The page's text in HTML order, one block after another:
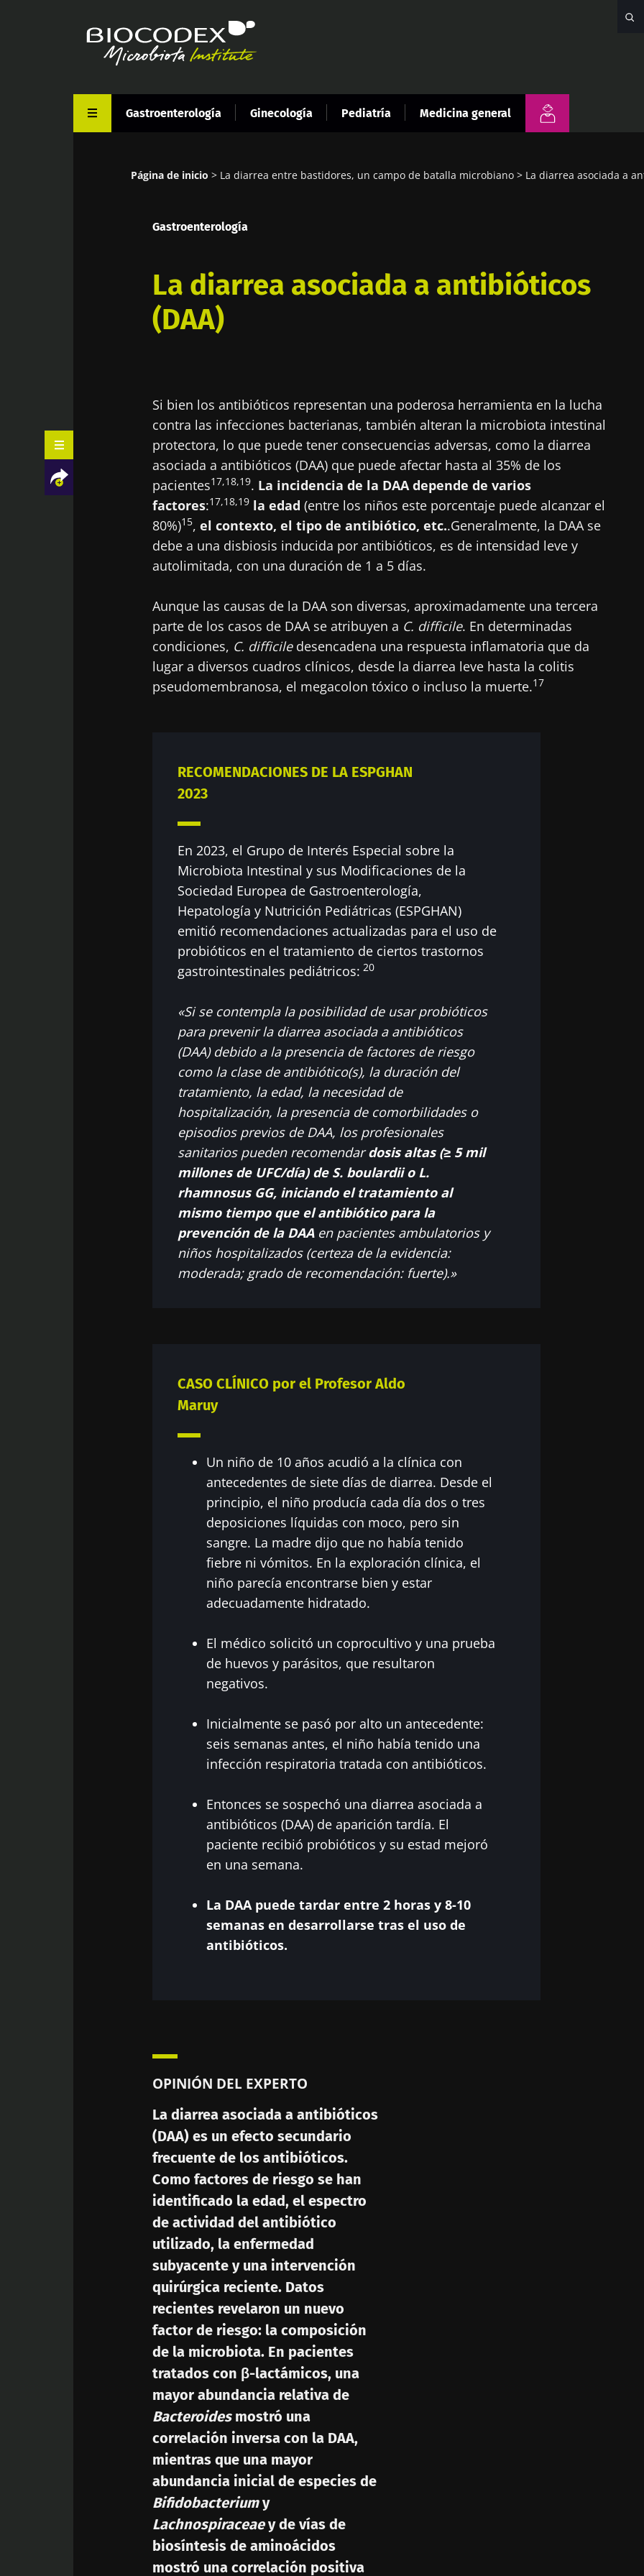
Gastroenterología Ginecología Pediatría Medicina general
navegación
Página de inicio La diarrea entre bastidores, un campo de batalla microbiano La diarrea asociada a
Gastroenterología
La diarrea asociada a antibióticos
(DAA)
Facebook
TwitterLinkedIn
Mail
Si bien los antibióticos representan una poderosa herramienta en la lucha
contra las infecciones bacterianas, también alteran la microbiota intestinal
protectora, lo que puede tener consecuencias adversas, como la diarrea
asociada a antibióticos (DAA) que puede afectar hasta al 35% de los
pacientes17,18,19. La incidencia de la DAA depende de varios
factores:17,18,19 la edad (entre los niños este porcentaje puede alcanzar el
80%)15, el contexto, el tipo de antibiótico, etc..Generalmente, la DAA se
debe a una disbiosis inducida por antibióticos, es de intensidad leve y
autolimitada, con una duración de 1 a 5 días.
Aunque las causas de la DAA son diversas, aproximadamente una tercera
parte de los casos de DAA se atribuyen a C. difficile. En determinadas
condiciones, C. difficiledesencadena una respuesta inflamatoria que da
lugar a diversos cuadros clínicos, desde la diarrea leve hasta la colitis
pseudomembranosa, el megacolon tóxico o incluso la muerte.17
RECOMENDACIONES DE LA ESPGHAN
2023
En 2023, el Grupo de Interés Especial sobre la
Microbiota Intestinal y sus Modificaciones de la
Sociedad Europea de Gastroenterología,
Hepatología y Nutrición Pediátricas (ESPGHAN)
emitió recomendaciones actualizadas para el uso de
probióticos en el tratamiento de ciertos trastornos
gastrointestinales pediátricos: 20
«Si se contempla la posibilidad de usar probióticos
para prevenir la diarrea asociada a antibióticos
(DAA) debido a la presencia de factores de riesgo
como la clase de antibiótico(s), la duración del
tratamiento, la edad, la necesidad de
hospitalización, la presencia de comorbilidades o
episodios previos de DAA, los profesionales
sanitarios pueden recomendardosis altas (≥ 5 mil
millones de UFC/día) de S. boulardii o L.
rhamnosus GG, iniciando el tratamiento al
mismo tiempo que el antibiótico para la
prevención de la DAAen pacientes ambulatorios y
niños hospitalizados (certeza de la evidencia:
moderada; grado de recomendación: fuerte).»
CASO CLÍNICO por el Profesor Aldo
Maruy
Un niño de 10 años acudió a la clínica con
antecedentes de siete días de diarrea. Desde el
principio, el niño producía cada día dos o tres
deposiciones líquidas con moco, pero sin
sangre. La madre dijo que no había tenido
fiebre ni vómitos. En la exploración clínica, el
niño parecía encontrarse bien y estar
adecuadamente hidratado.
El médico solicitó un coprocultivo y una prueba
de huevos y parásitos, que resultaron
negativos.
Inicialmente se pasó por alto un antecedente:
seis semanas antes, el niño había tenido una
infección respiratoria tratada con antibióticos.
Entonces se sospechó una diarrea asociada a
antibióticos (DAA) de aparición tardía. El
paciente recibió probióticos y su estad mejoró
en una semana.
La DAA puede tardar entre 2 horas y 8-10
semanas en desarrollarse tras el uso de
antibióticos.
OPINIÓN DEL EXPERTO
La diarrea asociada a antibióticos
(DAA) es un efecto secundario
frecuente de los antibióticos.
Como factores de riesgo se han
identificado la edad, el espectro
de actividad del antibiótico
utilizado, la enfermedad
subyacente y una intervención
quirúrgica reciente. Datos
recientes revelaron un nuevo
factor de riesgo: la composición
de la microbiota. En pacientes
tratados con β-lactámicos, una
mayor abundancia relativa de
Bacteroidesmostró una
correlación inversa con la DAA,
mientras que una mayor
abundancia inicial de especies de
Bifidobacteriumy
Lachnospiraceaey de vías de
biosíntesis de aminoácidos
mostró una correlación positiva
Redirección
Está a punto de ser redirigido y de dejar nuestro sitio web.
Ser redirigido
Mantenerse informado
Únase a la comunidad de la microbiota para profesionales
"Microbiota Digest" y el "HCP Magazine" que le permitirá
sobre la microbiota.
Me gustaría registrarme para recibir más noticias de Biocodex
He leído y acepto las
* Campo obligatorio
BMI 20-35
"Microbiota Digest" y el "HCP Magazine" que le permitirá
Me gustaría registrarme para recibir más noticias de Biocodex
He leído y acepto lascondiciones generales
del Biocodex Microbiota Institute
* Campo obligatorio
BMI 20-35
Descubrir
Influencia de la
microbiota en la salud
reproductiva
Leer el artículo
16/07/2026
Microbiota
intratumoral: ¿un
indicador pronóstico
Leer el artículo